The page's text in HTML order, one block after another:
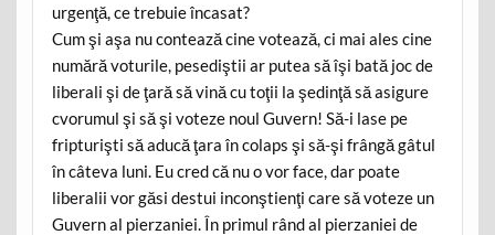
urgenţă, ce trebuie încasat?
Cum şi aşa nu contează cine votează, ci mai ales cine
numără voturile, pesediştii ar putea să îşi bată joc de
liberali şi de ţară să vină cu toţii la şedinţă să asigure
cvorumul şi să şi voteze noul Guvern! Să-i lase pe
fripturişti să aducă ţara în colaps şi să-şi frângă gâtul
în câteva luni. Eu cred că nu o vor face, dar poate
liberalii vor găsi destui inconştienţi care să voteze un
Guvern al pierzaniei. În primul rând al pierzaniei de